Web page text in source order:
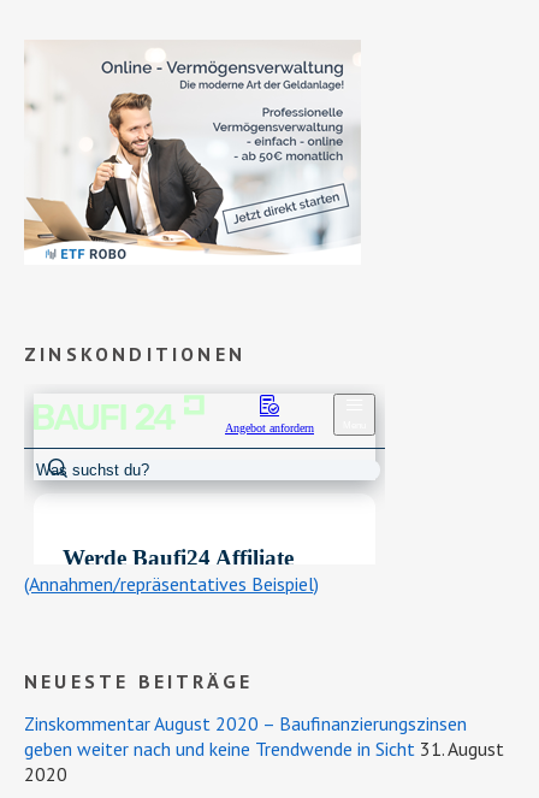
ZINSKONDITIONEN
(Annahmen/repräsentatives Beispiel)
NEUESTE BEITRÄGE
Zinskommentar August 2020 – Baufinanzierungszinsen
geben weiter nach und keine Trendwende in Sicht 31. August
2020